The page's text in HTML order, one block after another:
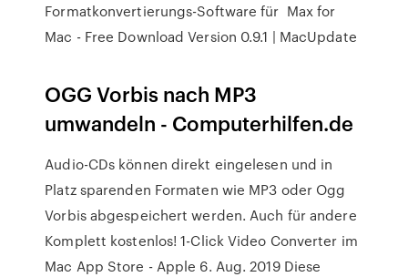
Formatkonvertierungs-Software für Max for
Mac - Free Download Version 0.9.1 | MacUpdate
OGG Vorbis nach MP3
umwandeln - Computerhilfen.de
Audio-CDs können direkt eingelesen und in
Platz sparenden Formaten wie MP3 oder Ogg
Vorbis abgespeichert werden. Auch für andere
Komplett kostenlos! ‎1-Click Video Converter im
Mac App Store - Apple 6. Aug. 2019 Diese